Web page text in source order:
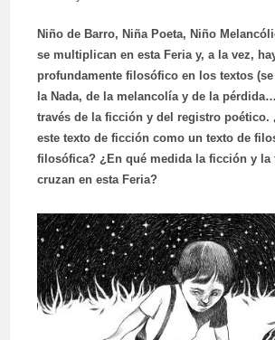
Niño de Barro, Niña Poeta, Niño
se multiplican en esta Feria y, a la vez,
profundamente filosófico en los textos
la Nada, de la melancolía y de la
través de la ficción y del registro poético.
este texto de ficción como un texto de
filosófica? ¿En qué medida la ficción y la
cruzan en esta Feria?